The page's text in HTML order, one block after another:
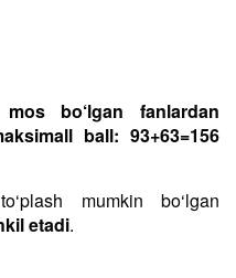
bo‘lgan fanlardan
ball: 93+63=156
mumkin bo‘lgan
etadi.